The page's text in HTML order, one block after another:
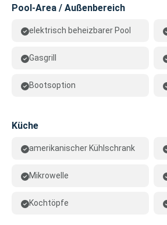
Pool-Area / Außenbereich
elektrisch beheizbarer Pool
Gasgrill
Bootsoption
Küche
amerikanischer Kühlschrank
Mikrowelle
Kochtöpfe